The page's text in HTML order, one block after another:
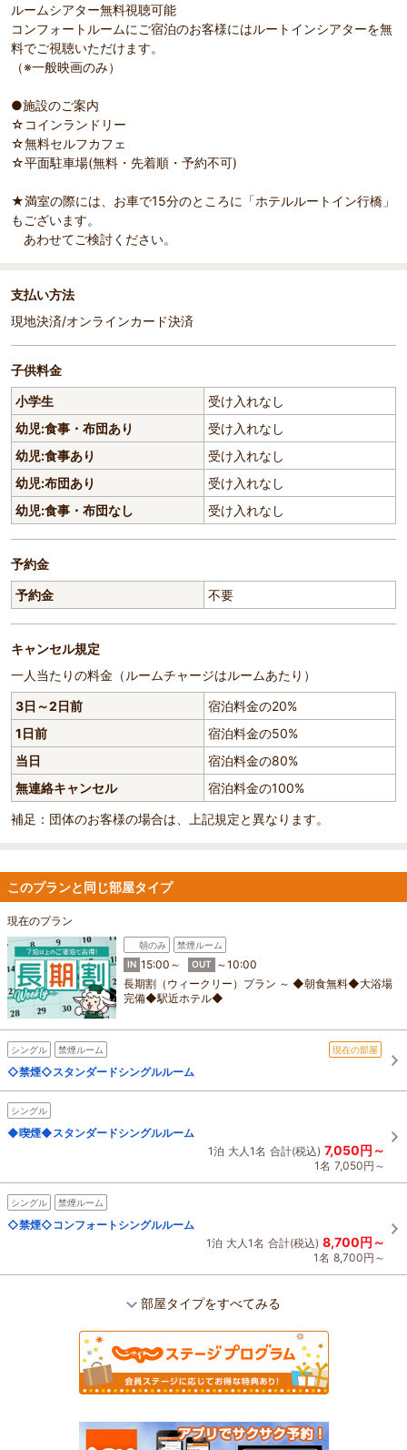
ルームシアター無料視聴可能
コンフォートルームにご宿泊のお客様にはルートインシアターを無
料でご視聴いただけます。
（※一般映画のみ）
●施設のご案内
☆コインランドリー
☆無料セルフカフェ
☆平面駐車場(無料・先着順・予約不可)
★満室の際には、お車で15分のところに「ホテルルートイン行橋」
もございます。
あわせてご検討ください。
支払い方法
現地決済/オンラインカード決済
子供料金
小学生
受け入れなし
幼児:食事・布団あり
受け入れなし
幼児:食事あり
受け入れなし
幼児:布団あり
受け入れなし
幼児:食事・布団なし
受け入れなし
予約金
予約金
不要
キャンセル規定
一人当たりの料金（ルームチャージはルームあたり）
3日～2日前
宿泊料金の20%
1日前
宿泊料金の50%
当日
宿泊料金の80%
無連絡キャンセル
宿泊料金の100%
補足：団体のお客様の場合は、上記規定と異なります。
このプランと同じ部屋タイプ
現在のプラン
朝のみ
禁煙ルーム
IN 15:00～ OUT
～10:00
長期割（ウィークリー）プラン ～ ◆朝食無料◆大浴場
完備◆駅近ホテル◆
シングル 禁煙ルーム 現在の部屋
◇禁煙◇スタンダードシングルルーム
シングル
◆喫煙◆スタンダードシングルルーム
1泊 大人1名 合計(税込) 7,050円～
1名 7,050円～
シングル 禁煙ルーム
◇禁煙◇コンフォートシングルルーム
1泊 大人1名 合計(税込) 8,700円～
1名 8,700円～
部屋タイプをすべてみる